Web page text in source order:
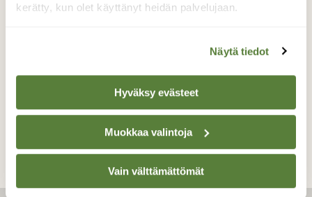
kerätty, kun olet käyttänyt heidän palvelujaan.
Näytä tiedot
Hyväksy evästeet
Muokkaa valintoja
Vain välttämättömät
TAKAISIN LISTAAN